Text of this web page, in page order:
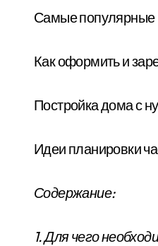
Самые популярные
Как оформить и
Постройка дома с
Идеи планировки
Содержание:
1. Для чего